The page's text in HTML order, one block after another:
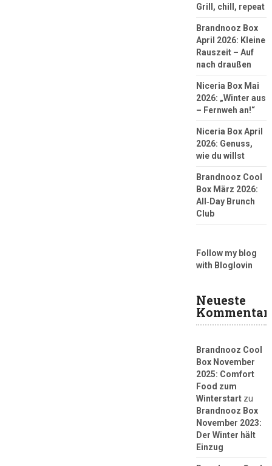
Grill, chill, repeat
Brandnooz Box
April 2026: Kleine
Rauszeit – Auf
nach draußen
Niceria Box Mai
2026: „Winter aus
– Fernweh an!“
Niceria Box April
2026: Genuss,
wie du willst
Brandnooz Cool
Box März 2026:
All‑Day Brunch
Club
Follow my blog
with Bloglovin
Neueste
Brandnooz Cool
Box November
2025: Comfort
Food zum
Winterstartzu
Brandnooz Box
November 2023:
Der Winter hält
Einzug